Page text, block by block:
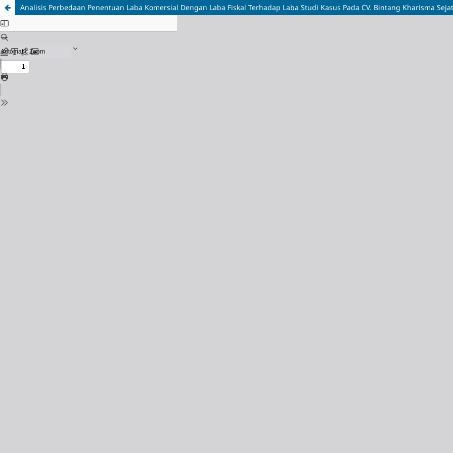
Analisis Perbedaan Penentuan Laba Komersial Dengan Laba Fiskal Terhadap Laba Studi Kasus Pada CV. Bintang Kharisma